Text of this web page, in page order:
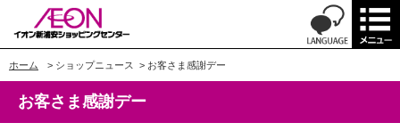
ホーム > ショップニュース > お客さま感謝デー
お客さま感謝デー